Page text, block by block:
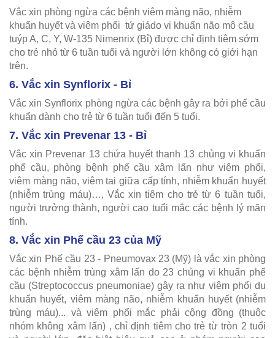
Vắc xin phòng ngừa các bệnh viêm màng não, nhiễm
khuẩn huyết và viêm phổi tứ giádo vi khuẩn não mô cầu
tuýp A, C, Y, W-135 Nimenrix (Bỉ) được chỉ định tiêm sớm
cho trẻ nhỏ từ 6 tuần tuổi và người lớn không có giới hạn
trên.
6. Vắc xin Synflorix - Bỉ
Vắc xin Synflorix phòng ngừa các bệnh gây ra bởi phế cầu
khuẩn dành cho trẻ từ 6 tuần tuổi đến 5 tuổi.
7. Vắc xin Prevenar 13 - Bỉ
Vắc xin Prevenar 13 chứa huyết thanh 13 chủng vi khuẩn
phế cầu, phòng bệnh phế cầu xâm lấn như viêm phổi,
viêm màng não, viêm tai giữa cấp tính, nhiễm khuẩn huyết
(nhiễm trùng máu)…, Vắc xin tiêm cho trẻ từ 6 tuần tuổi,
người trưởng thành, người cao tuổi mắc các bệnh lý mãn
tính.
8. Vắc xin Phế cầu 23 của Mỹ
Vắc xin Phế cầu 23 - Pneumovax 23 (Mỹ) là vắc xin phòng
các bệnh nhiễm trùng xâm lấn do 23 chủng vi khuẩn phế
cầu (Streptococcus pneumoniae) gây ra như viêm phổi du
khuẩn huyết, viêm màng não, nhiễm khuẩn huyết (nhiễm
trùng máu)... và viêm phổi mắc phải cộng đồng (thuộc
nhóm không xâm lấn) , chỉ định tiêm cho trẻ từ tròn 2 tuổi